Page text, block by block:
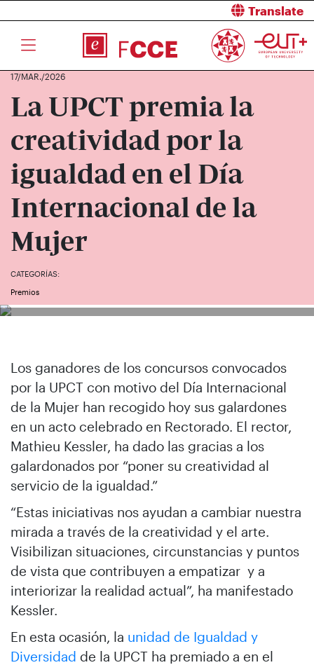
Translate
17/MAR./2026
La UPCT premia la
creatividad por la
igualdad en el Día
Internacional de la
Mujer
CATEGORÍAS:
Premios
Los ganadores de los concursos convocados
por la UPCT con motivo del Día Internacional
de la Mujer han recogido hoy sus galardones
en un acto celebrado en Rectorado. El rector,
Mathieu Kessler, ha dado las gracias a los
galardonados por “poner su creatividad al
servicio de la igualdad.”
“Estas iniciativas nos ayudan a cambiar nuestra
mirada a través de la creatividad y el arte.
Visibilizan situaciones, circunstancias y puntos
de vista que contribuyen a empatizar y a
interiorizar la realidad actual”, ha manifestado
Kessler.
En esta ocasión, la unidad de Igualdad y
Diversidad de la UPCT ha premiado a en el